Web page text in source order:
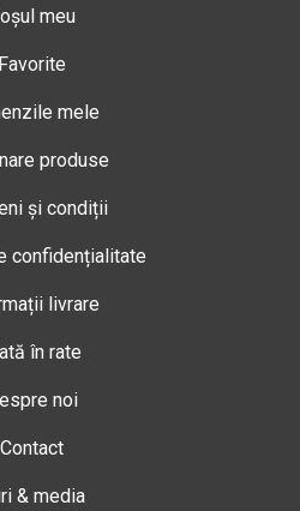
meu
Favorite
mele
produse
și condiții
confidențialitate
livrare
în rate
noi
Contact
& media